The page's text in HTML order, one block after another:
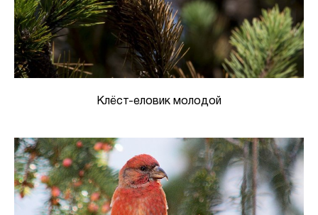
Клёст-еловик молодой